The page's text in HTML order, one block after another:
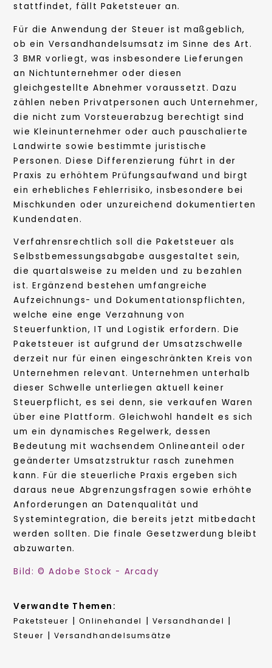
stattfindet, fällt Paketsteuer an.
Für die Anwendung der Steuer ist maßgeblich,
ob ein Versandhandelsumsatz im Sinne des Art.
3 BMR vorliegt, was insbesondere Lieferungen
an Nichtunternehmer oder diesen
gleichgestellte Abnehmer voraussetzt. Dazu
zählen neben Privatpersonen auch Unternehmer,
die nicht zum Vorsteuerabzug berechtigt sind
wie Kleinunternehmer oder auch pauschalierte
Landwirte sowie bestimmte juristische
Personen. Diese Differenzierung führt in der
Praxis zu erhöhtem Prüfungsaufwand und birgt
ein erhebliches Fehlerrisiko, insbesondere bei
Mischkunden oder unzureichend dokumentierten
Kundendaten.
Verfahrensrechtlich soll die Paketsteuer als
Selbstbemessungsabgabe ausgestaltet sein,
die quartalsweise zu melden und zu bezahlen
ist. Ergänzend bestehen umfangreiche
Aufzeichnungs- und Dokumentationspflichten,
welche eine enge Verzahnung von
Steuerfunktion, IT und Logistik erfordern. Die
Paketsteuer ist aufgrund der Umsatzschwelle
derzeit nur für einen eingeschränkten Kreis von
Unternehmen relevant. Unternehmen unterhalb
dieser Schwelle unterliegen aktuell keiner
Steuerpflicht, es sei denn, sie verkaufen Waren
über eine Plattform. Gleichwohl handelt es sich
um ein dynamisches Regelwerk, dessen
Bedeutung mit wachsendem Onlineanteil oder
geänderter Umsatzstruktur rasch zunehmen
kann. Für die steuerliche Praxis ergeben sich
daraus neue Abgrenzungsfragen sowie erhöhte
Anforderungen an Datenqualität und
Systemintegration, die bereits jetzt mitbedacht
werden sollten. Die finale Gesetzwerdung bleibt
abzuwarten.
Bild: © Adobe Stock - Arcady
Verwandte Themen:
Paketsteuer Onlinehandel Versandhandel
Steuer Versandhandelsumsätze